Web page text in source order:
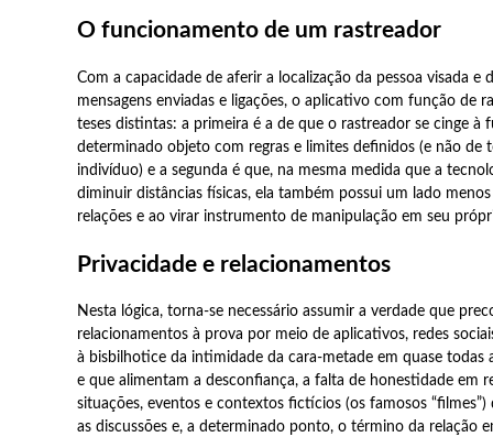
O funcionamento de um rastreador
Com a capacidade de aferir a localização da pessoa visada e
mensagens enviadas e ligações, o aplicativo com função de
teses distintas: a primeira é a de que o rastreador se cinge à
determinado objeto com regras e limites definidos (e não de
indivíduo) e a segunda é que, na mesma medida que a
diminuir distâncias físicas, ela também possui um lado menos
relações e ao virar instrumento de manipulação em seu
Privacidade e relacionamentos
Nesta lógica, torna-se necessário assumir a verdade que
relacionamentos à prova por meio de aplicativos, redes
à bisbilhotice da intimidade da cara-metade em quase todas
e que alimentam a desconfiança, a falta de honestidade em
situações, eventos e contextos fictícios (os famosos
as discussões e, a determinado ponto, o término da relação